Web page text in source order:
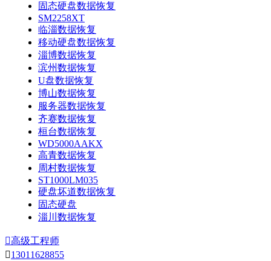
固态硬盘数据恢复
SM2258XT
临淄数据恢复
移动硬盘数据恢复
淄博数据恢复
滨州数据恢复
U盘数据恢复
博山数据恢复
服务器数据恢复
齐赛数据恢复
桓台数据恢复
WD5000AAKX
高青数据恢复
周村数据恢复
ST1000LM035
硬盘坏道数据恢复
固态硬盘
淄川数据恢复
高级工程师
13011628855